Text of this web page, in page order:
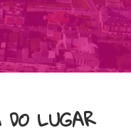
LUGAR